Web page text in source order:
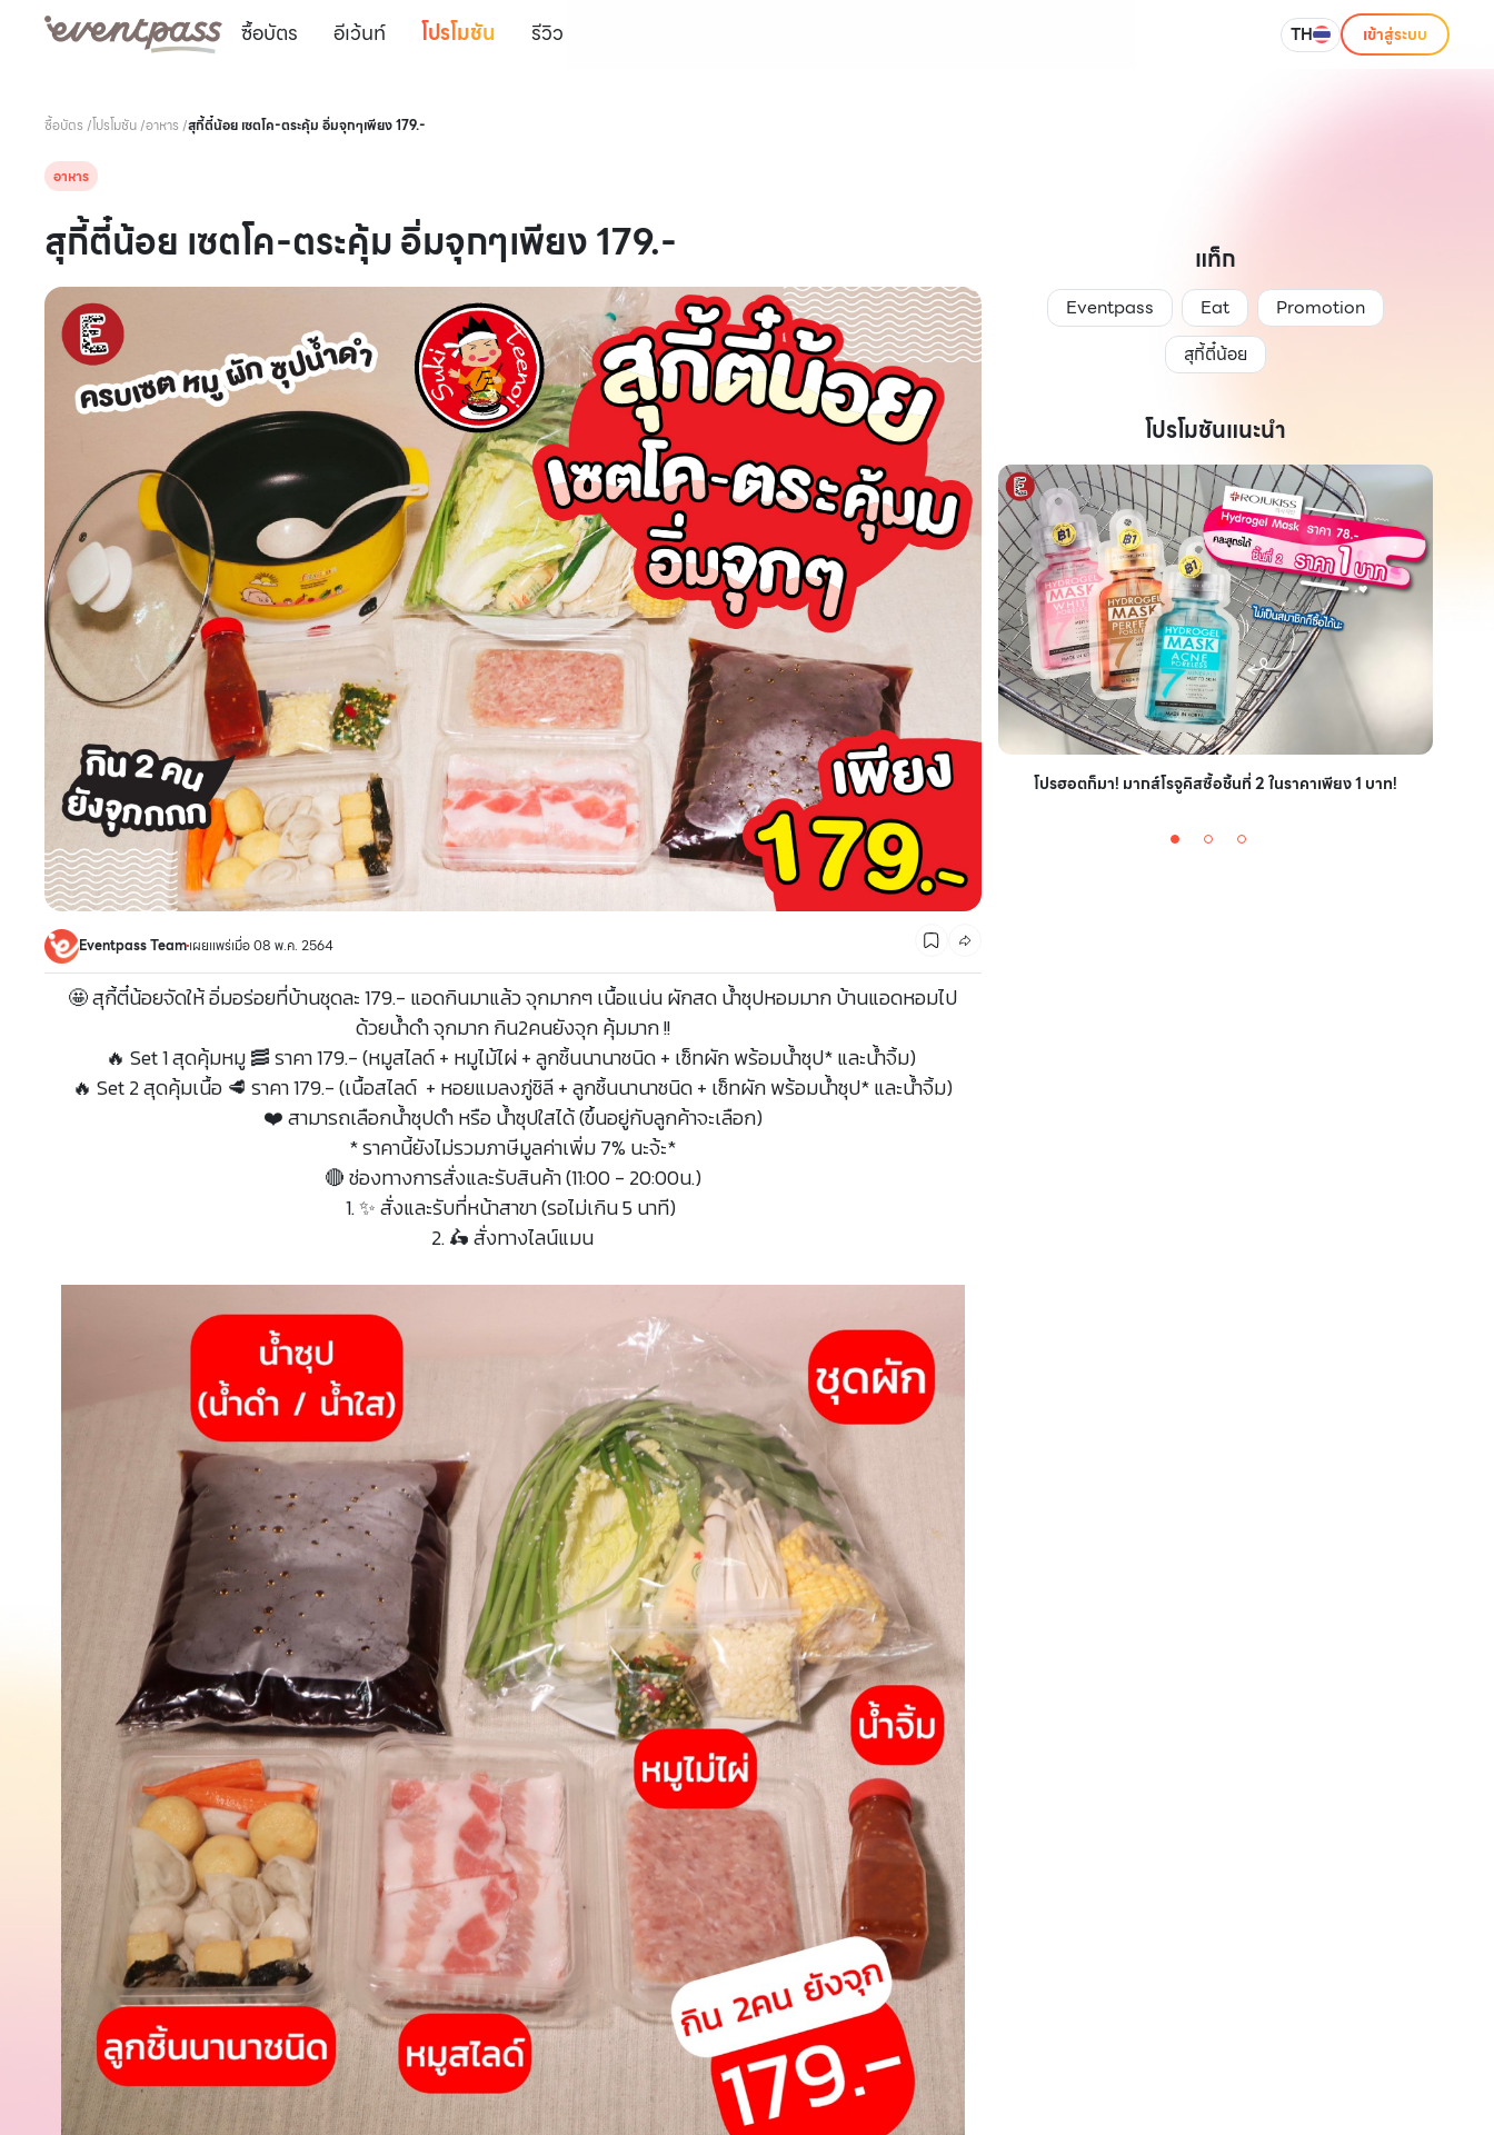
ซื้อบัตร อีเว้นท์ โปรโมชัน รีวิว TH เข้าสู่ระบบ
ซื้อบัตร /โปรโมชัน/อาหาร /สุกี้ตี๋น้อย เซตโค-ตระคุ้ม อิ่มจุกๆเพียง 179.-
อาหาร
สุกี้ตี๋น้อย เซตโค-ตระคุ้ม อิ่มจุกๆเพียง 179.-
Eventpass Teamเผยแพร่เมื่อ 08 พ.ค. 2564
🤩 สุกี้ตี๋น้อยจัดให้ อิ่มอร่อยที่บ้านชุดละ 179.- แอดกินมาแล้ว จุกมากๆ เนื้อแน่น ผักสด น้ำซุปหอมมาก บ้านแอดหอมไป
ด้วยน้ำดำ จุกมาก กิน2คนยังจุก คุ้มมาก !!
🔥 Set 1 สุดคุ้มหมู 🥓 ราคา 179.- (หมูสไลด์ + หมูไม้ไผ่ + ลูกชิ้นนานาชนิด + เซ็ทผัก พร้อมน้ำซุป* และน้ำจิ้ม)
🔥 Set 2 สุดคุ้มเนื้อ 🥩 ราคา 179.- (เนื้อสไลด์ + หอยแมลงภู่ชิลี + ลูกชิ้นนานาชนิด + เซ็ทผัก พร้อมน้ำซุป* และน้ำจิ้ม)
❤️ สามารถเลือกน้ำซุปดำ หรือ น้ำซุปใสได้ (ขึ้นอยู่กับลูกค้าจะเลือก)
* ราคานี้ยังไม่รวมภาษีมูลค่าเพิ่ม 7% นะจ้ะ*
🔴 ช่องทางการสั่งและรับสินค้า (11:00 - 20:00น.)
1. ✨ สั่งและรับที่หน้าสาขา (รอไม่เกิน 5 นาที)
2. 🛵 สั่งทางไลน์แมน
แท็ก
Eventpass Eat
Promotion
สุกี้ตี๋น้อย
โปรโมชันแนะนำ
CMG SHOP SHOP รวมแบรนด์ตัวท็อป ลดสูงสุด50% โปรฮอตก็มา! มากส์โรจูคิสซื้อชิ้นที่ 2 ในราคาเพียง 1 บาท!